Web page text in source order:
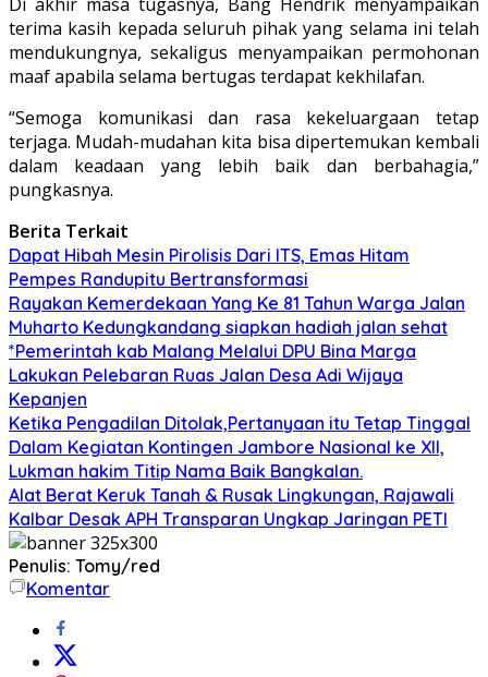
terima kasih kepada seluruh pihak yang selama ini telah
mendukungnya, sekaligus menyampaikan permohonan
maaf apabila selama bertugas terdapat kekhilafan.
“Semoga komunikasi dan rasa kekeluargaan tetap
terjaga. Mudah-mudahan kita bisa dipertemukan kembali
dalam keadaan yang lebih baik dan berbahagia,”
pungkasnya.
Berita Terkait
Dapat Hibah Mesin Pirolisis Dari ITS, Emas Hitam
Pempes Randupitu Bertransformasi
Rayakan Kemerdekaan Yang Ke 81 Tahun Warga Jalan
Muharto Kedungkandang siapkan hadiah jalan sehat
*Pemerintah kab Malang Melalui DPU Bina Marga
Lakukan Pelebaran Ruas Jalan Desa Adi Wijaya
Kepanjen
Ketika Pengadilan Ditolak,Pertanyaan itu Tetap Tinggal
Dalam Kegiatan Kontingen Jambore Nasional ke XII,
Lukman hakim Titip Nama Baik Bangkalan.
Alat Berat Keruk Tanah & Rusak Lingkungan, Rajawali
Kalbar Desak APH Transparan Ungkap Jaringan PETI
Penulis: Tomy/red
Komentar